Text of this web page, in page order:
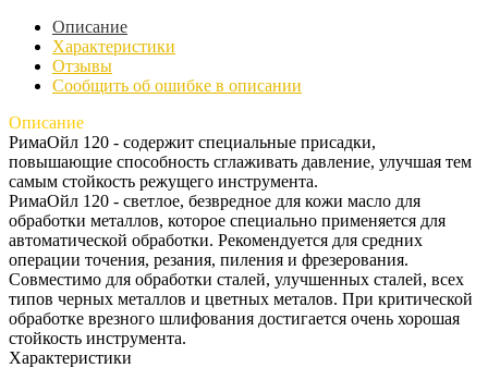
Описание
Характеристики
Отзывы
Сообщить об ошибке в описании
Описание
РимаОйл 120 - содержит специальные присадки,
повышающие способность сглаживать давление, улучшая тем
самым стойкость режущего инструмента.
РимаОйл 120 - светлое, безвредное для кожи масло для
обработки металлов, которое специально применяется для
автоматической обработки. Рекомендуется для средних
операции точения, резания, пиления и фрезерования.
Совместимо для обработки сталей, улучшенных сталей, всех
типов черных металлов и цветных металов. При критической
обработке врезного шлифования достигается очень хорошая
стойкость инструмента.
Характеристики